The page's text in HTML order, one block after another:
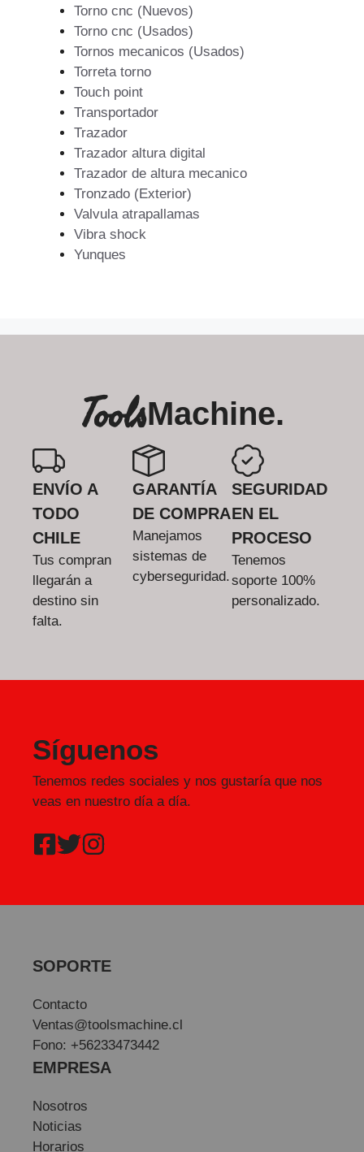
Torno cnc (Nuevos)
Torno cnc (Usados)
Tornos mecanicos (Usados)
Torreta torno
Touch point
Transportador
Trazador
Trazador altura digital
Trazador de altura mecanico
Tronzado (Exterior)
Valvula atrapallamas
Vibra shock
Yunques
ToolsMachine.
ENVÍO A
TODO
CHILE
Tus compran
llegarán a
destino sin
falta.
GARANTÍA
DE COMPRA
Manejamos
sistemas de
cyberseguridad.
SEGURIDAD
EN EL
PROCESO
Tenemos
soporte 100%
personalizado.
Síguenos
Tenemos redes sociales y nos gustaría que nos
veas en nuestro día a día.
SOPORTE
Contacto
Ventas@toolsmachine.cl
Fono: +56233473442
EMPRESA
Nosotros
Noticias
Horarios